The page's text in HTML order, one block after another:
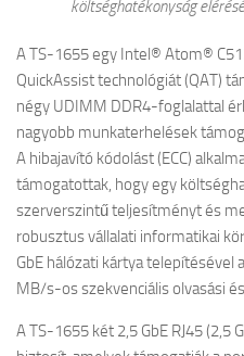
költséghatékonyság
A TS-1655 egy Intel® Atom®
QuickAssist technológiát (QAT)
négy UDIMM DDR4-foglalattal
nagyobb munkaterhelések
A hibajavító kódolást (ECC)
támogatottak, hogy egy
szerverszintű teljesítményt és
robusztus vállalati informatikai
GbE hálózati kártya telepítésével
MB/s-os szekvenciális olvasási
A TS-1655 két 2,5 GbE RJ45